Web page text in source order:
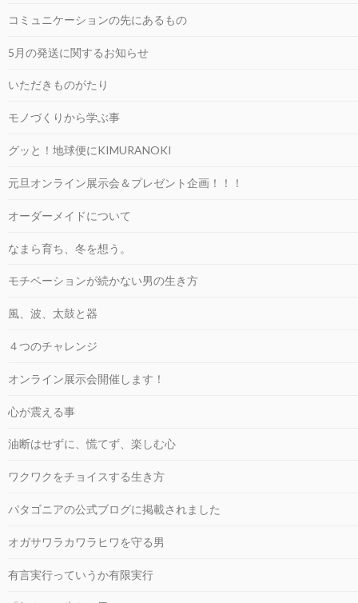
コミュニケーションの先にあるもの
5月の発送に関するお知らせ
いただきものがたり
モノづくりから学ぶ事
グッと！地球便にKIMURANOKI
元旦オンライン展示会＆プレゼント企画！！！
オーダーメイドについて
なまら育ち、冬を想う。
モチベーションが続かない男の生き方
風、波、太鼓と器
４つのチャレンジ
オンライン展示会開催します！
心が震える事
油断はせずに、慌てず、楽しむ心
ワクワクをチョイスする生き方
パタゴニアの公式ブログに掲載されました
オガサワラカワラヒワを守る男
有言実行っていうか有限実行